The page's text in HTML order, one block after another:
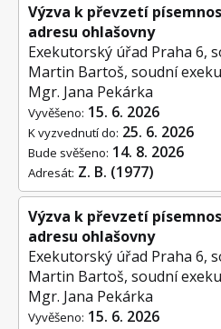
Výzva k převzetí
adresu ohlašovny
Exekutorský úřad Praha 6,
Martin Bartoš, soudní
Mgr. Jana Pekárka
Vyvěšeno: 15. 6. 2026
Adresát: Z. B. (1977)
K vyzvednutí do: 25. 6. 2026
Bude svěšeno: 14. 8. 2026
Výzva k převzetí
adresu ohlašovny
Exekutorský úřad Praha 6,
Martin Bartoš, soudní
Mgr. Jana Pekárka
Vyvěšeno: 15. 6. 2026